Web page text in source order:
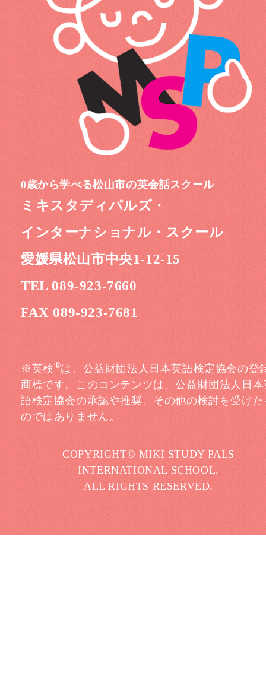
0歳から学べる松山市の英会話スクール
ミキスタディパルズ・
インターナショナル・スクール
愛媛県松山市中央1-12-15
TEL 089-923-7660
FAX 089-923-7681
※英検®は、公益財団法人日本英語検定協会の登
商標です。このコンテンツは、公益財団法人日本
語検定協会の承認や推奨、その他の検討を受けた
のではありません。
COPYRIGHT© MIKI STUDY PALS
INTERNATIONAL SCHOOL.
ALL RIGHTS RESERVED.